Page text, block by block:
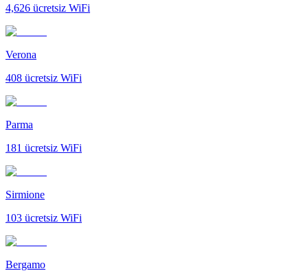
4,626 ücretsiz WiFi
Verona
408 ücretsiz WiFi
Parma
181 ücretsiz WiFi
Sirmione
103 ücretsiz WiFi
Bergamo